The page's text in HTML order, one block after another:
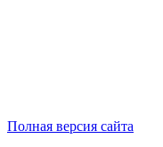
Полная версия сайта